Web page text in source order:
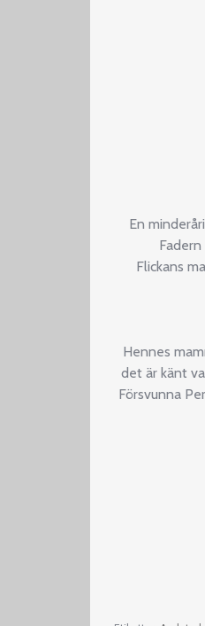
En
Flickans
Hennes
det är känt
Försvunna